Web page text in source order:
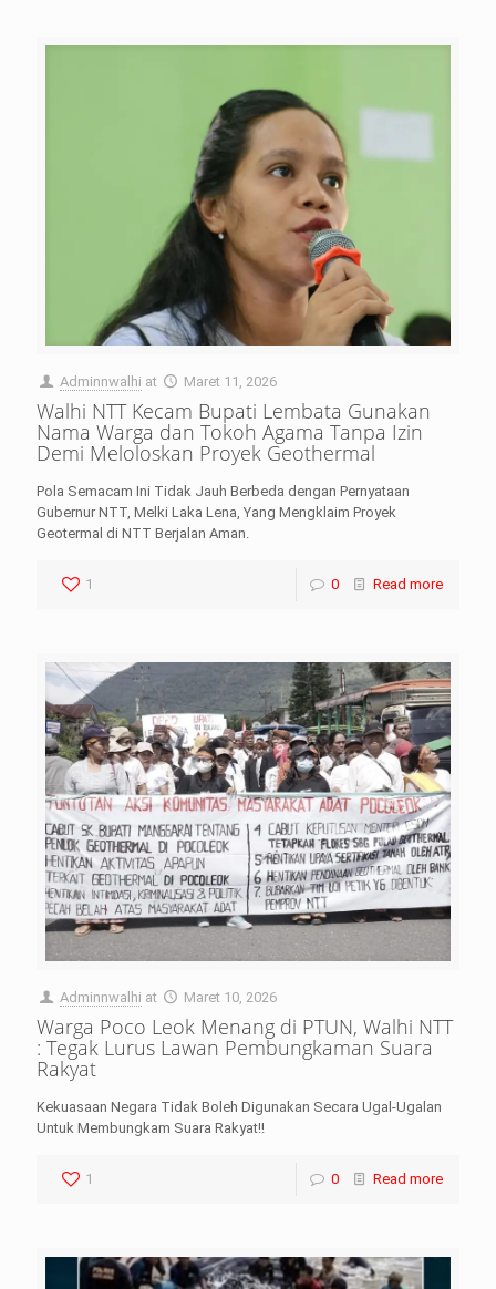
Adminnwalhi at Maret 11, 2026
Walhi NTT Kecam Bupati Lembata Gunakan
Nama Warga dan Tokoh Agama Tanpa Izin
Demi Meloloskan Proyek Geothermal
Pola Semacam Ini Tidak Jauh Berbeda dengan Pernyataan
Gubernur NTT, Melki Laka Lena, Yang Mengklaim Proyek
Geotermal di NTT Berjalan Aman.
1 0 Read more
Adminnwalhi at Maret 10, 2026
Warga Poco Leok Menang di PTUN, Walhi NTT
: Tegak Lurus Lawan Pembungkaman Suara
Rakyat
Kekuasaan Negara Tidak Boleh Digunakan Secara Ugal-Ugalan
Untuk Membungkam Suara Rakyat!!
1 0 Read more